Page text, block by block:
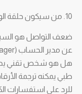
10. من سيكون حلقة الوصل بين العيادة والوكالة؟
ضعف التواصل هو
هل هو شخص تقني
طبي يمكنه ترجمة
للرد على استفسارات